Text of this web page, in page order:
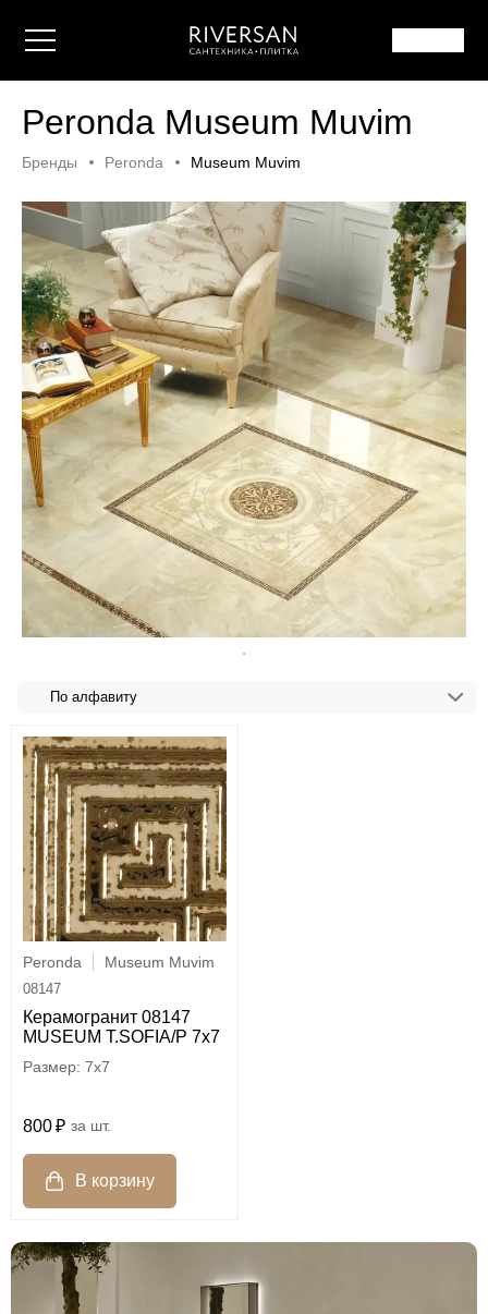
Peronda Museum Muvim
Бренды Peronda Museum Muvim
По алфавиту
Peronda Museum Muvim
08147
Керамогранит 08147
MUSEUM T.SOFIA/P 7x7
7x7
800 шт.